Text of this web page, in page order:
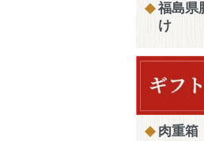
福島県
け
肉重箱